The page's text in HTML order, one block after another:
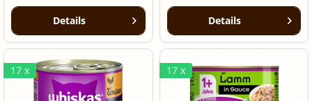
Details Details
17 x 17 x